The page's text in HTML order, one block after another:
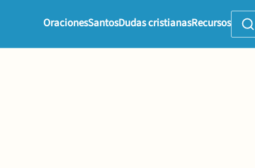
OracionesSantosDudas cristianasRecursos